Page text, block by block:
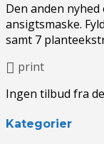
Den anden
ansigtsmaske.
samt 7
print
Ingen tilbud fra
Kategorier